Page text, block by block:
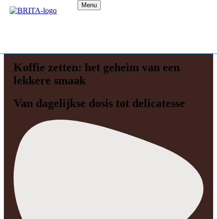
Menu
Koffie zetten: het geheim van een
lekkere smaak
Van dagelijkse dosis tot delicatesse